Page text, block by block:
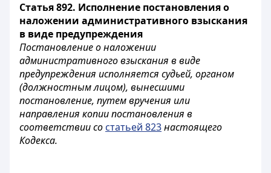
Статья 892. Исполнение постановления о
наложении административного взыскания
в виде предупреждения
Постановление о наложении
административного взыскания в виде
предупреждения исполняется судьей, органом
(должностным лицом), вынесшими
постановление, путем вручения или
направления копии постановления в
соответствии со статьей 823настоящего
Кодекса.